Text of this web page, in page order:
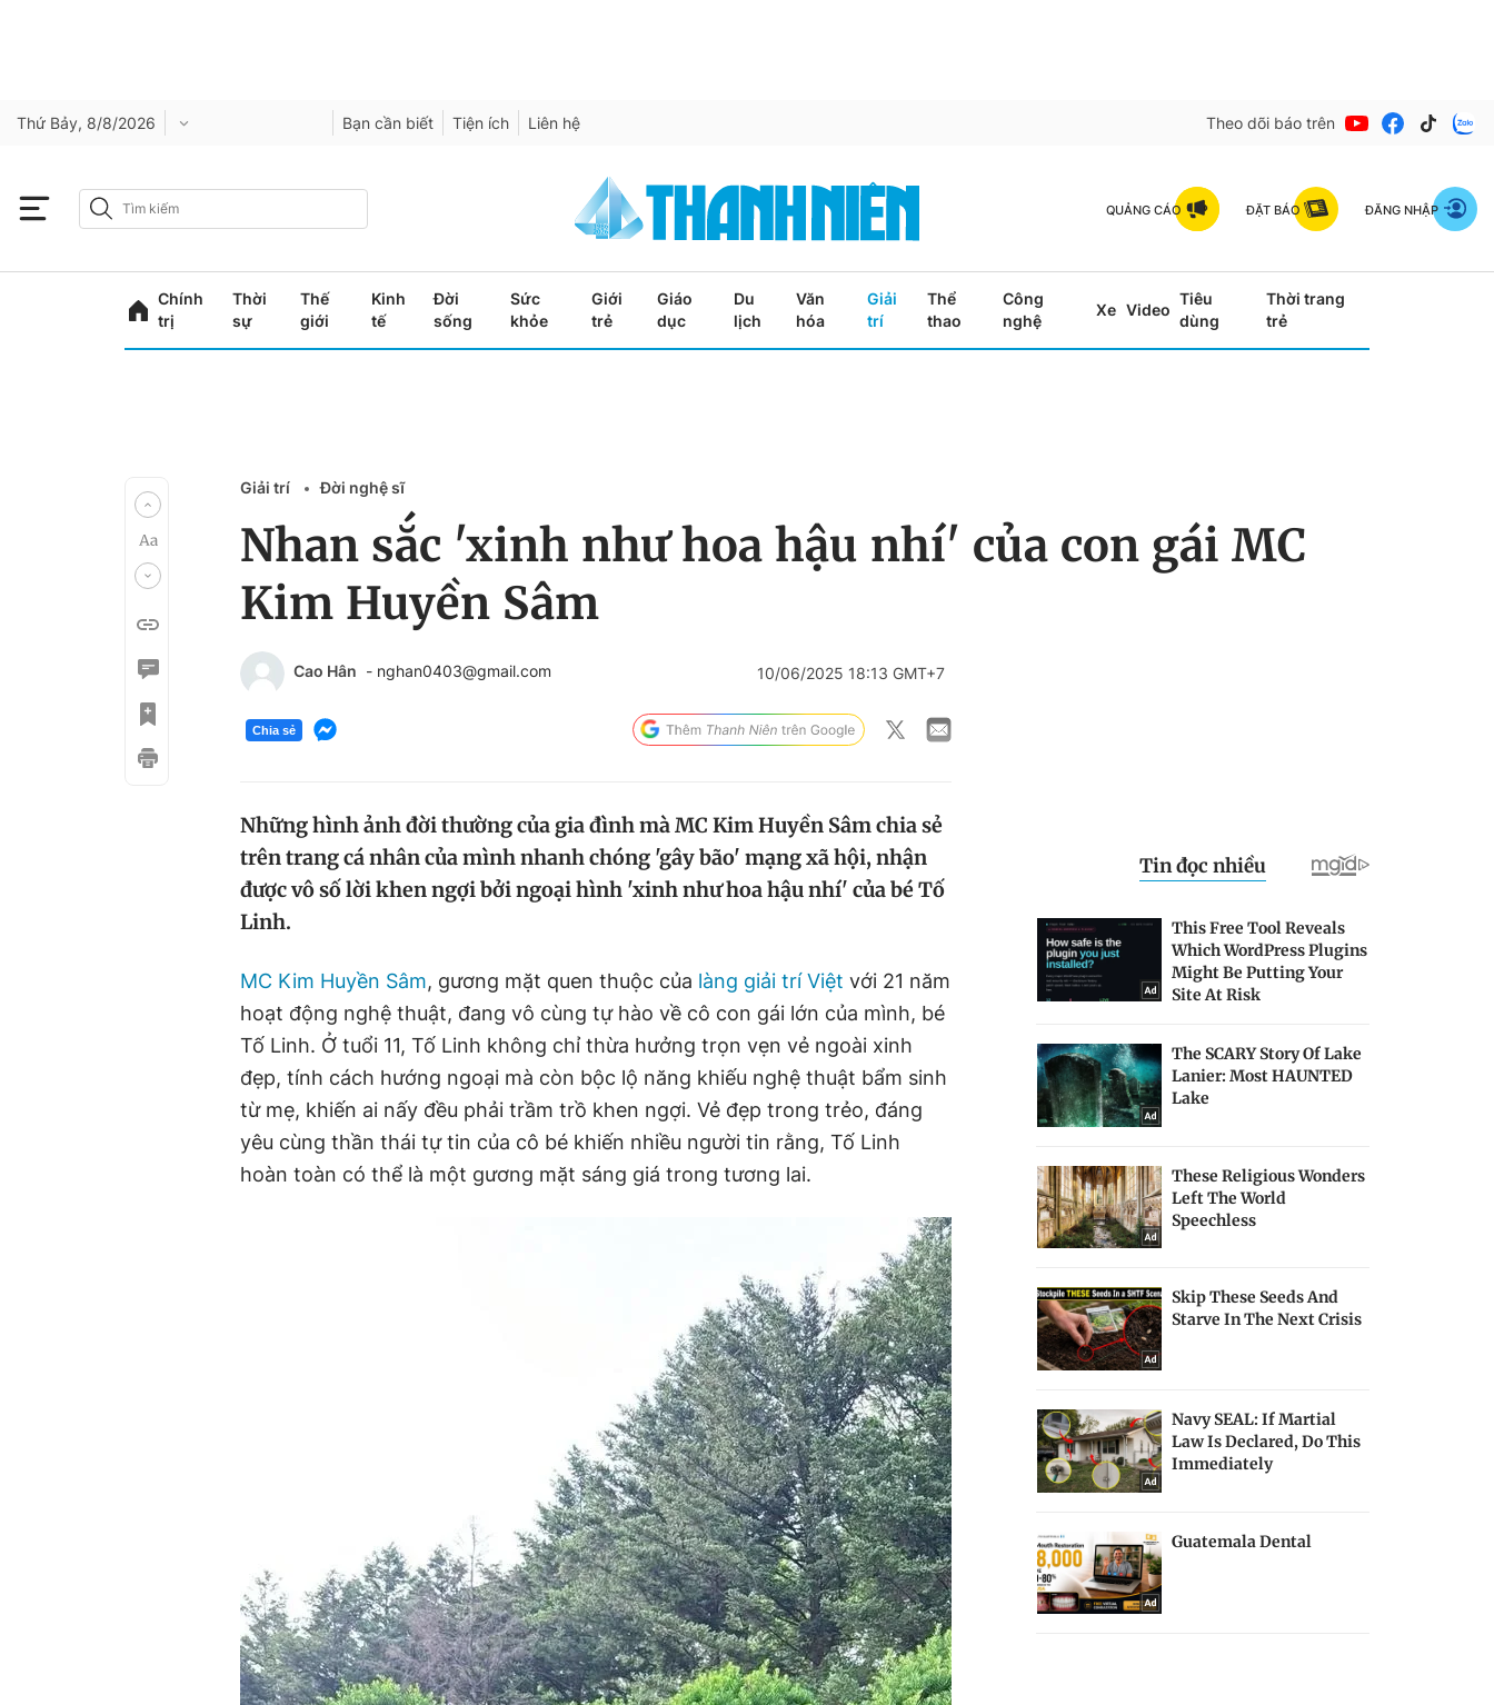
Thứ Bảy, 8/8/2026 Bạn cần biết Tiện ích Liên hệ Theo dõi báo trên
QUẢNG CÁO ĐẶT BÁO ĐĂNG NHẬP
Chính
trị
Thời
sự
Thế
giới
Kinh
tế
Đời
sống
Sức
khỏe
Giới
trẻ
Giáo
dục
Du
lịch
Văn
hóa
Giải
trí
Thể
thao
Công
nghệ
Xe Video
Tiêu
dùng
Thời trang
trẻ
Giải trí Đời nghệ sĩ
Nhan sắc 'xinh như hoa hậu nhí' của con gái MC
Kim Huyền Sâm
Cao Hân - nghan0403@gmail.com 10/06/2025 18:13 GMT+7
Chia sẻ
Những hình ảnh đời thường của gia đình mà MC Kim Huyền Sâm chia sẻ
trên trang cá nhân của mình nhanh chóng 'gây bão' mạng xã hội, nhận
được vô số lời khen ngợi bởi ngoại hình 'xinh như hoa hậu nhí' của bé Tố
Linh.
MC Kim Huyền Sâm, gương mặt quen thuộc của làng giải trí Việt với 21 năm
hoạt động nghệ thuật, đang vô cùng tự hào về cô con gái lớn của mình, bé
Tố Linh. Ở tuổi 11, Tố Linh không chỉ thừa hưởng trọn vẹn vẻ ngoài xinh
đẹp, tính cách hướng ngoại mà còn bộc lộ năng khiếu nghệ thuật bẩm sinh
từ mẹ, khiến ai nấy đều phải trầm trồ khen ngợi. Vẻ đẹp trong trẻo, đáng
yêu cùng thần thái tự tin của cô bé khiến nhiều người tin rằng, Tố Linh
hoàn toàn có thể là một gương mặt sáng giá trong tương lai.